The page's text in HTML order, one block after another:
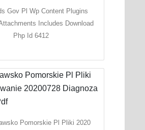
Gov Pl Wp Content Plugins
Includes Download
Php Id 6412
Pomorskie Pl Pliki 2020